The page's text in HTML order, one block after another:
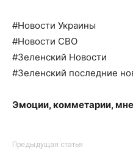
#Новости Украины
#Новости СВО
#Зеленский Новости
#Зеленский последние
Эмоции, комметарии,
Предыдущая статья